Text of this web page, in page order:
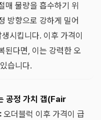
매 물량을 흡수하기 위
방향으로 강하게 밀어
시킵니다. 이후 가격이
된다면, 이는 강력한 오
습니다.
공정 가치 갭(Fair
오더블럭 이후 가격이 급